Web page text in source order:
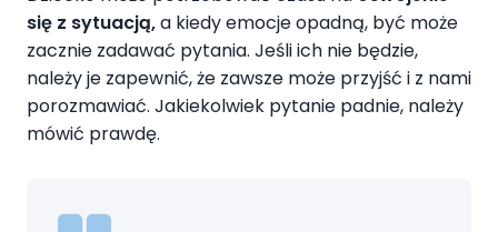
się z sytuacją,a kiedy emocje opadną, być może
zacznie zadawać pytania. Jeśli ich nie będzie,
należy je zapewnić, że zawsze może przyjść i z nami
porozmawiać. Jakiekolwiek pytanie padnie, należy
mówić prawdę.